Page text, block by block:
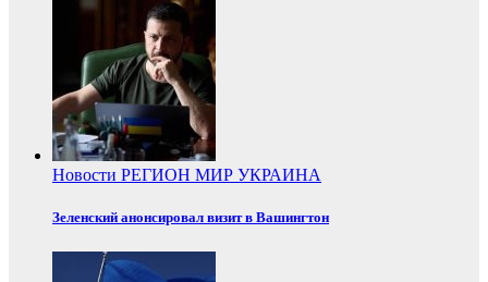
Новости РЕГИОН МИР УКРАИНА
Зеленский анонсировал визит в Вашингтон